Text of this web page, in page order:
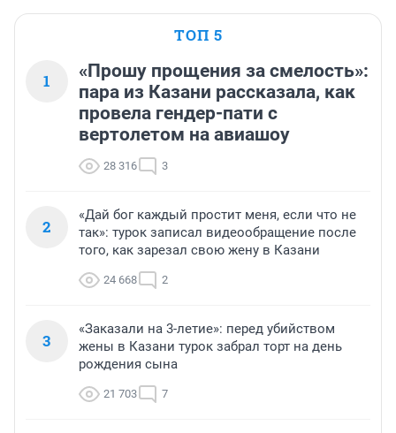
ТОП 5
1
«Прошу прощения за смелость»:
пара из Казани рассказала, как
провела гендер-пати с
вертолетом на авиашоу
28 316 3
2
«Дай бог каждый простит меня, если что не
так»: турок записал видеообращение после
того, как зарезал свою жену в Казани
24 668 2
3
«Заказали на 3-летие»: перед убийством
жены в Казани турок забрал торт на день
рождения сына
21 703 7